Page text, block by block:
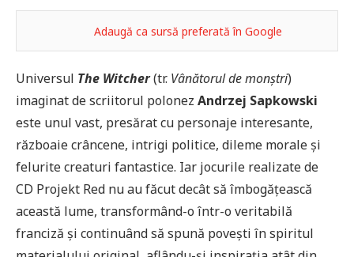
Adaugă ca sursă preferată în Google
Universul The Witcher(tr. Vânătorul de monștri)
imaginat de scriitorul polonez Andrzej Sapkowski
este unul vast, presărat cu personaje interesante,
războaie crâncene, intrigi politice, dileme morale și
felurite creaturi fantastice. Iar jocurile realizate de
CD Projekt Red nu au făcut decât să îmbogățească
această lume, transformând-o într-o veritabilă
franciză și continuând să spună povești în spiritul